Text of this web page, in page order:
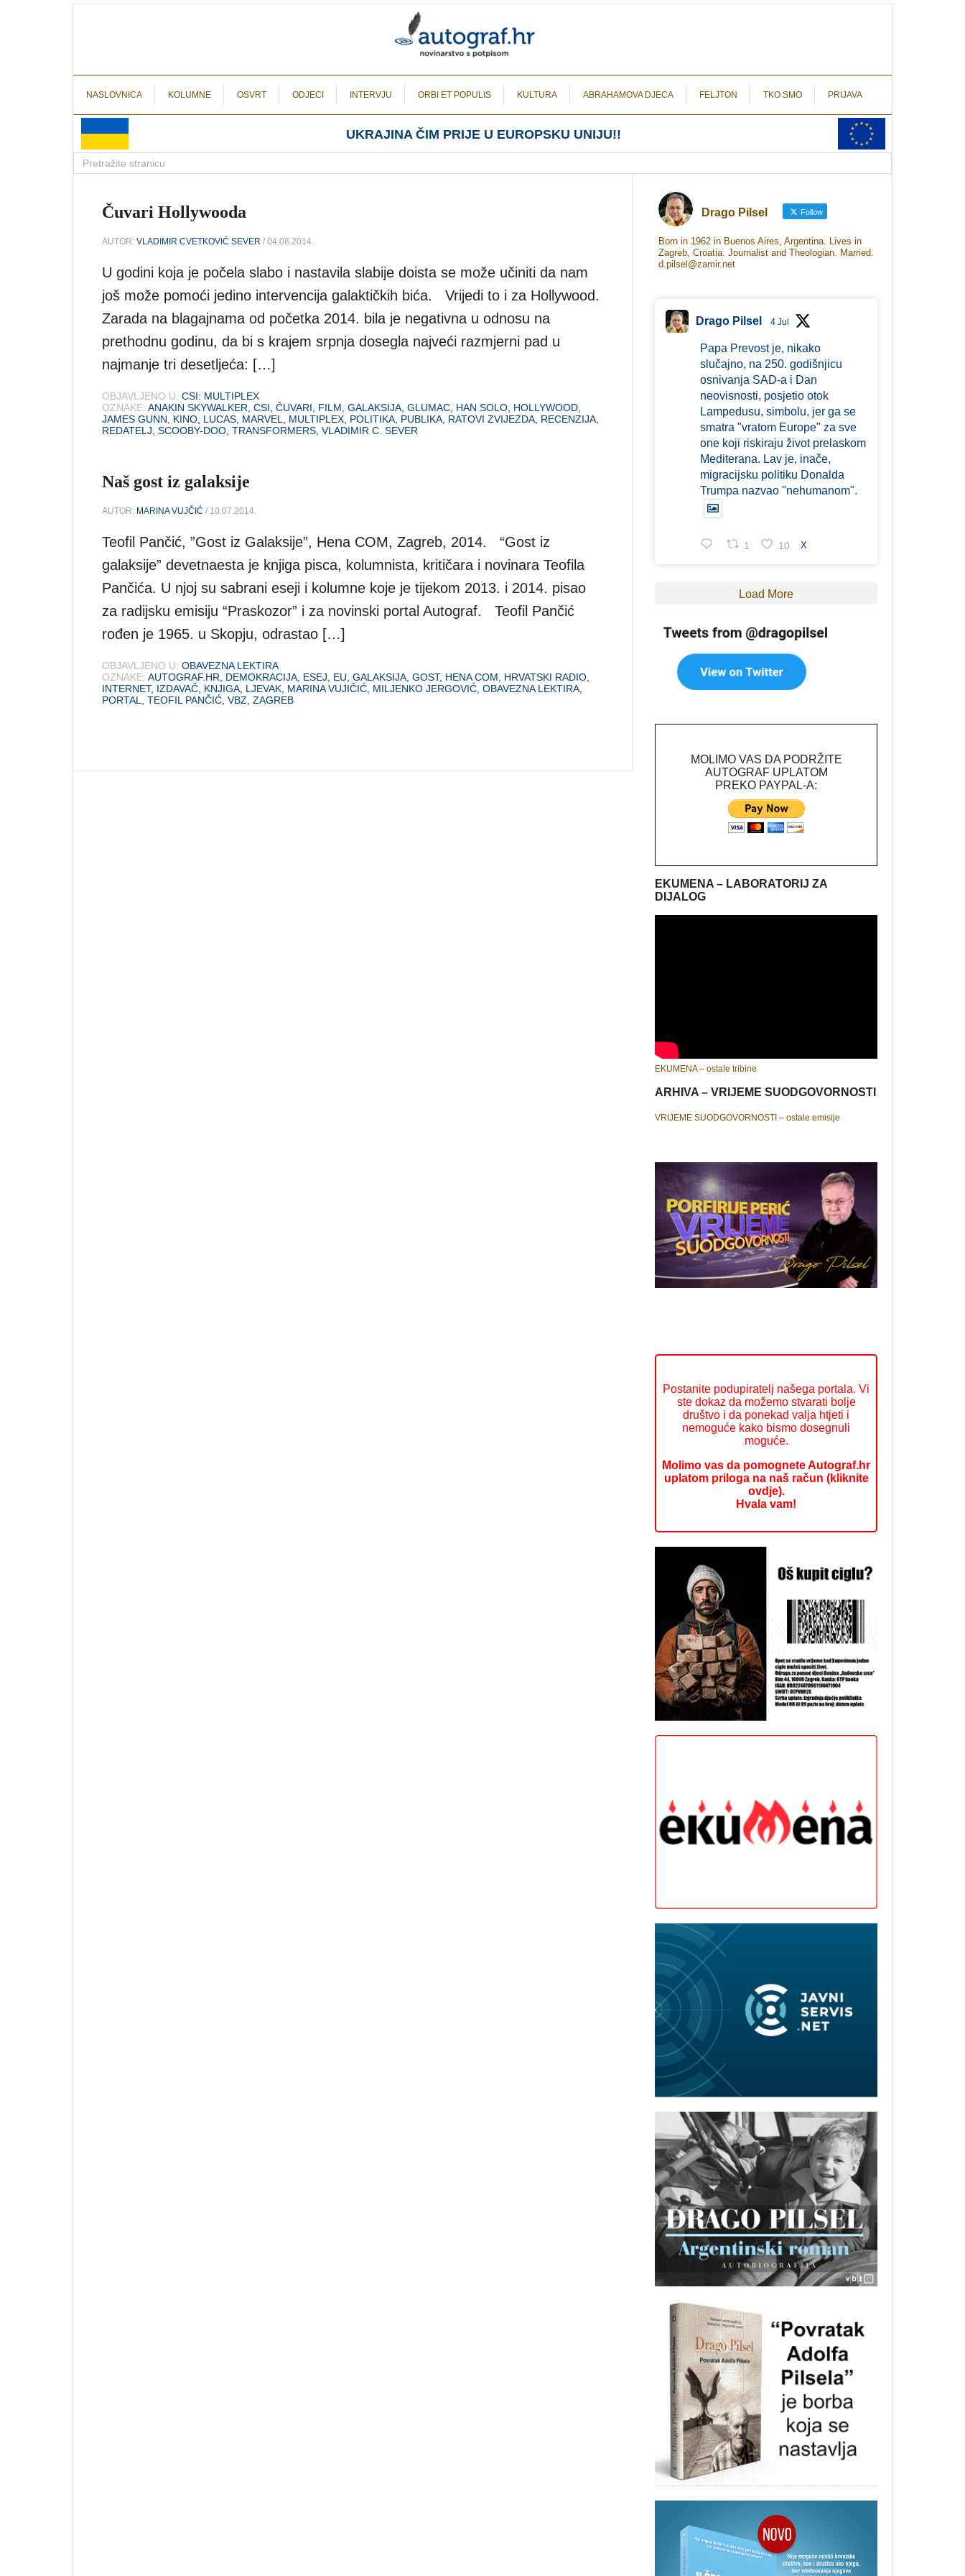
NASLOVNICA KOLUMNE OSVRT ODJECI INTERVJU ORBI ET POPULIS KULTURA ABRAHAMOVA DJECA FELJTON TKO SMO PRIJAVA
UKRAJINA ČIM PRIJE U EUROPSKU UNIJU!!
Čuvari Hollywooda
AUTOR: VLADIMIR CVETKOVIĆ SEVER / 04.08.2014.
U godini koja je počela slabo i nastavila slabije doista se može učiniti da nam
još može pomoći jedino intervencija galaktičkih bića. Vrijedi to i za Hollywood.
Zarada na blagajnama od početka 2014. bila je negativna u odnosu na
prethodnu godinu, da bi s krajem srpnja dosegla najveći razmjerni pad u
najmanje tri desetljeća: […]
OBJAVLJENO U: CSI: MULTIPLEX
OZNAKE: ANAKIN SKYWALKER CSI ČUVARI FILM GALAKSIJA GLUMAC HAN SOLO HOLLYWOOD
JAMES GUNN
KINO LUCAS MARVEL MULTIPLEX POLITIKA PUBLIKA RATOVI ZVIJEZDA RECENZIJA
REDATELJ SCOOBY-DOO TRANSFORMERS VLADIMIR C. SEVER
Naš gost iz galaksije
AUTOR: MARINA VUJČIĆ / 10.07.2014.
Teofil Pančić, ”Gost iz Galaksije”, Hena COM, Zagreb, 2014. “Gost iz
galaksije” devetnaesta je knjiga pisca, kolumnista, kritičara i novinara Teofila
Pančića. U njoj su sabrani eseji i kolumne koje je tijekom 2013. i 2014. pisao
za radijsku emisiju “Praskozor” i za novinski portal Autograf. Teofil Pančić
rođen je 1965. u Skopju, odrastao […]
OBJAVLJENO U: OBAVEZNA LEKTIRA
OZNAKE: AUTOGRAF.HR DEMOKRACIJA ESEJ EU GALAKSIJA GOST, HENA COM HRVATSKI RADIO
INTERNET, IZDAVAČ KNJIGA LJEVAK MARINA VUJIČIĆ MILJENKO JERGOVIĆ OBAVEZNA LEKTIRA
PORTAL
TEOFIL PANČIĆ VBZ ZAGREB
Drago Pilsel Follow
Born in 1962 in Buenos Aires, Argentina. Lives in
Zagreb, Croatia. Journalist and Theologian. Married.
d.pilsel@zamir.net
Drago Pilsel 4 Jul
Papa Prevost je, nikako
slučajno, na 250. godišnjicu
osnivanja SAD-a i Dan
neovisnosti, posjetio otok
Lampedusu, simbolu, jer ga se
smatra "vratom Europe" za sve
one koji riskiraju život prelaskom
Mediterana. Lav je, inače,
migracijsku politiku Donalda
Trumpa nazvao "nehumanom".
1 10 X
Load More
MOLIMO VAS DA PODRŽITE
AUTOGRAF UPLATOM
PREKO PAYPAL-A:
EKUMENA – LABORATORIJ ZA
DIJALOG
EKUMENA – ostale tribine
ARHIVA – VRIJEME SUODGOVORNOSTI
VRIJEME SUODGOVORNOSTI – ostale emisije
Postanite podupiratelj našega portala. Vi
ste dokaz da možemo stvarati bolje
društvo i da ponekad valja htjeti i
nemoguće kako bismo dosegnuli
moguće.
Molimo vas da pomognete Autograf.hr
uplatom priloga na naš račun (kliknite
ovdje).
Hvala vam!